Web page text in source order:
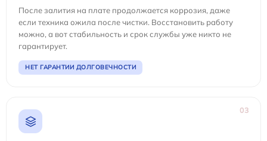
После залития на плате продолжается коррозия, даже
если техника ожила после чистки. Восстановить работу
можно, а вот стабильность и срок службы уже никто не
гарантирует.
НЕТ ГАРАНТИИ ДОЛГОВЕЧНОСТИ
03